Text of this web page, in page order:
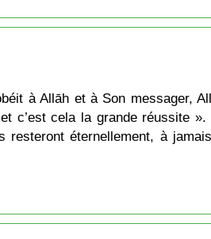
à Allāh et à Son messager,
c’est cela la grande réussite
éternellement, à